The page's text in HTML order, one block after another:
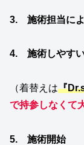
3. 施術担当に
4. 施術しやすい
（着替えは『
で持参しなくて
5. 施術開始